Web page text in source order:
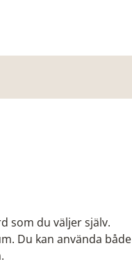
som du väljer själv.
Du kan använda både